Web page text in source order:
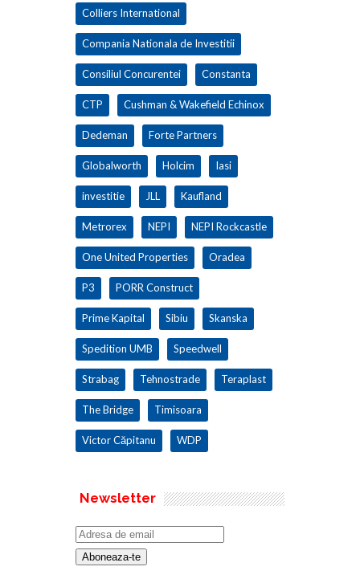
Colliers International
Compania Nationala de Investitii
Consiliul Concurentei Constanta
CTP Cushman & Wakefield Echinox
Dedeman Forte Partners
Globalworth Holcim Iasi
investitie JLL Kaufland
Metrorex NEPI NEPI Rockcastle
One United Properties Oradea
P3 PORR Construct
Prime Kapital Sibiu Skanska
Spedition UMB Speedwell
Strabag Tehnostrade Teraplast
The Bridge Timisoara
Victor Căpitanu WDP
Newsletter